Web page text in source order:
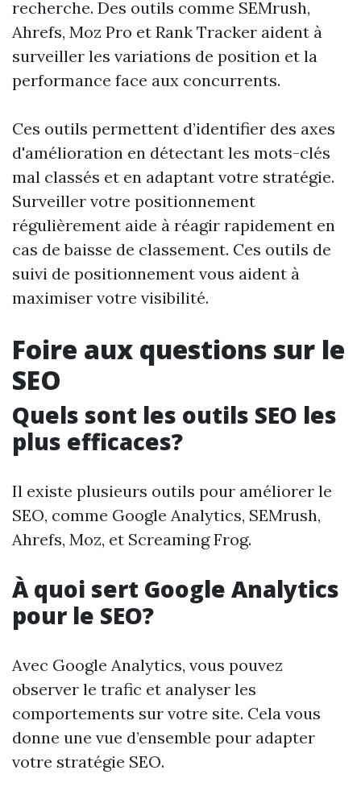
recherche. Des outils comme SEMrush,
Ahrefs, Moz Pro et Rank Tracker aident à
surveiller les variations de position et la
performance face aux concurrents.
Ces outils permettent d’identifier des axes
d'amélioration en détectant les mots-clés
mal classés et en adaptant votre stratégie.
Surveiller votre positionnement
régulièrement aide à réagir rapidement en
cas de baisse de classement. Ces outils de
suivi de positionnement vous aident à
maximiser votre visibilité.
Foire aux questions sur le
SEO
Quels sont les outils SEO les
plus efficaces?
Il existe plusieurs outils pour améliorer le
SEO, comme Google Analytics, SEMrush,
Ahrefs, Moz, et Screaming Frog.
À quoi sert Google Analytics
pour le SEO?
Avec Google Analytics, vous pouvez
observer le trafic et analyser les
comportements sur votre site. Cela vous
donne une vue d’ensemble pour adapter
votre stratégie SEO.